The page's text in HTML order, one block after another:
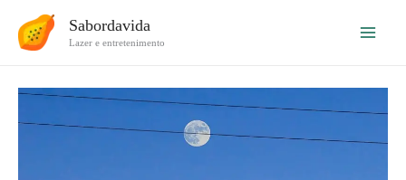
para
Sabordavida
Lazer e entretenimento